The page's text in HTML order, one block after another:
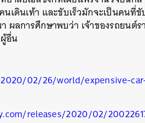
เดินเท้า และขับเร็วมักจะเป็นคนที่
ผลการศึกษาพบว่า เจ้าของรถยนต์
อื่น
02/26/world/expensive-
releases/2020/02/